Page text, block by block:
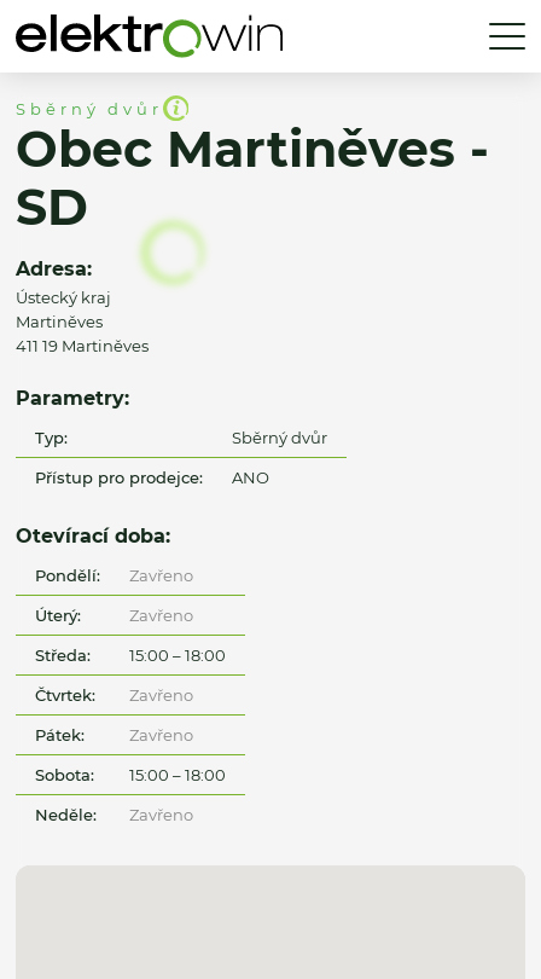
Sběrný dvůr
Obec Martiněves -
SD
Adresa:
Ústecký kraj
Martiněves
411 19 Martiněves
Parametry:
Typ: Sběrný dvůr
Přístup pro prodejce: ANO
Otevírací doba:
Pondělí: Zavřeno
Úterý: Zavřeno
Středa: 15:00 – 18:00
Čtvrtek: Zavřeno
Pátek: Zavřeno
Sobota: 15:00 – 18:00
Neděle: Zavřeno